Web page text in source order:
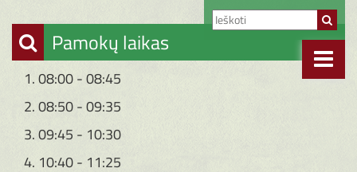
Pamokų laikas
1. 08:00 - 08:45
2. 08:50 - 09:35
3. 09:45 - 10:30
4. 10:40 - 11:25